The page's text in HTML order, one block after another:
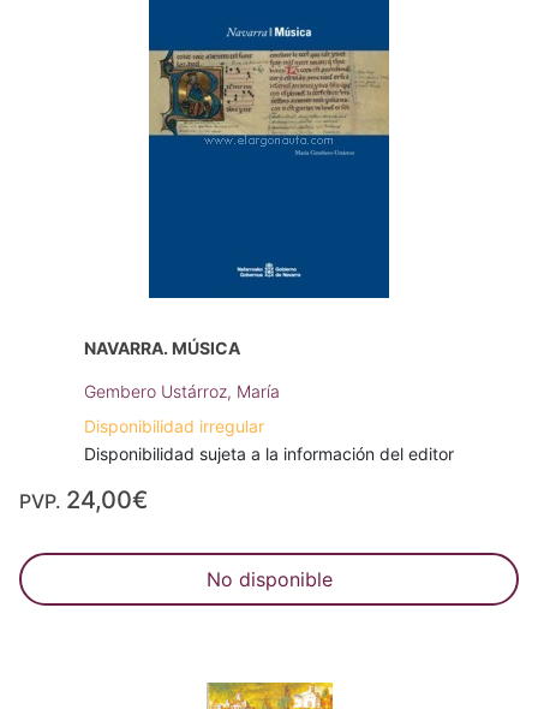
NAVARRA. MÚSICA
Gembero Ustárroz, María
Disponibilidad irregular
Disponibilidad sujeta a la información del editor
PVP. 24,00€
No disponible